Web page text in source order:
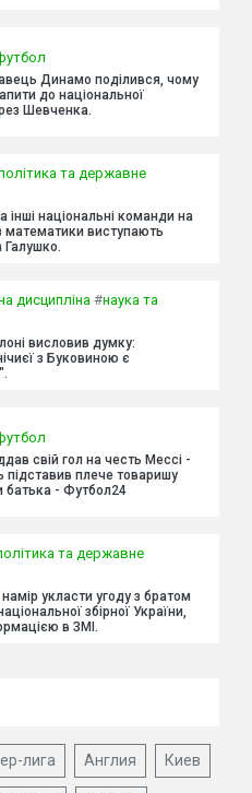
Динамо поділився, чому
до національної
Шевченка.
та державне
інші національні команди на
математики виступають
Галушко.
дисципліна #наука та
висловив думку:
з Буковиною є
свій гол на честь Мессі -
підставив плече товаришу
батька - Футбол24
та державне
укласти угоду з братом
збірної України,
в ЗМІ.
лига Англия Киев